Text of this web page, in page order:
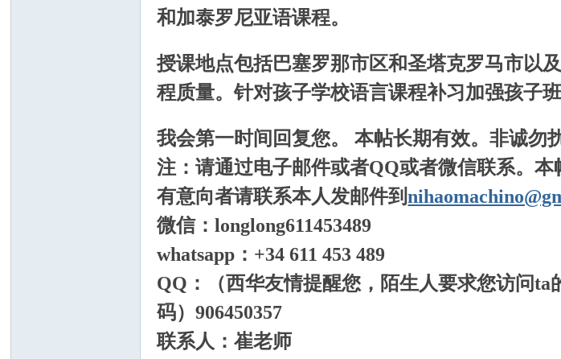
和加泰罗尼亚语课程。
授课地点包括巴塞罗那市区和圣塔克罗马市以
程质量。针对孩子学校语言课程补习加强孩子
我会第一时间回复您。 本帖长期有效。非诚勿
注：请通过电子邮件或者QQ或者微信联系。本
有意向者请联系本人发邮件到
微信：longlong611453489
whatsapp：+34 611 453 489
QQ：（西华友情提醒您，陌生人要求您访问
码）906450357
联系人：崔老师